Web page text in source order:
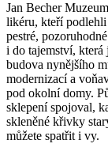
Jan Becher
likéru, kteří
pestré,
i do tajemství, která
budova nynějšího
modernizací a
pod okolní domy.
sklepení spojoval,
skleněné křivky
můžete spatřit i vy.